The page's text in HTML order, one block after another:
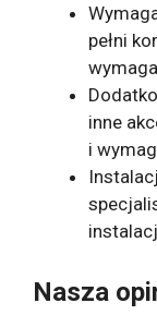
pełni
inne
i
Nasza